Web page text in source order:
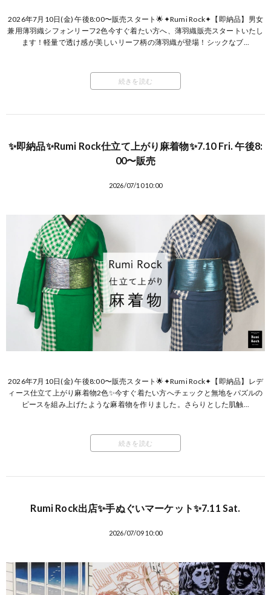
2026年7月10日(金) 午後8:00〜販売スタート🌟✦Rumi Rock✦【即納品】男女
兼用薄羽織シフォンリーフ2色今すぐ着たい方へ、薄羽織販売スタートいたし
ます！軽量で透け感が美しいリーフ柄の薄羽織が登場！シックなブ...
続きを読む
✨即納品✨Rumi Rock仕立て上がり麻着物✨7.10 Fri. 午後8:
00〜販売
2026/07/10 10:00
2026年7月10日(金) 午後8:00〜販売スタート🌟✦Rumi Rock✦【即納品】レデ
ィース仕立て上がり麻着物2色✨今すぐ着たい方へチェックと無地をパズルの
ピースを組み上げたような麻着物を作りました。さらりとした肌触...
続きを読む
Rumi Rock出店✨手ぬぐいマーケット✨7.11 Sat.
2026/07/09 10:00